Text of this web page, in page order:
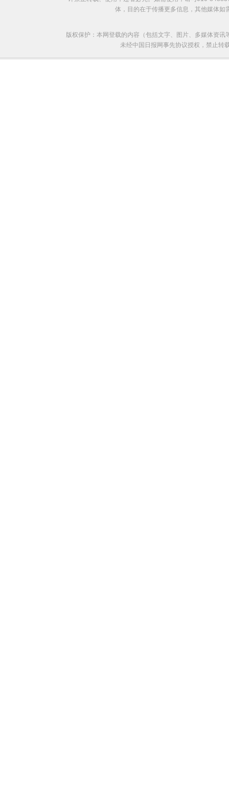
体，目的在于传播更多信息，其他媒体
版权保护：本网登载的内容（包括文字、图片、多媒体资
未经中国日报网事先协议授权，禁止转